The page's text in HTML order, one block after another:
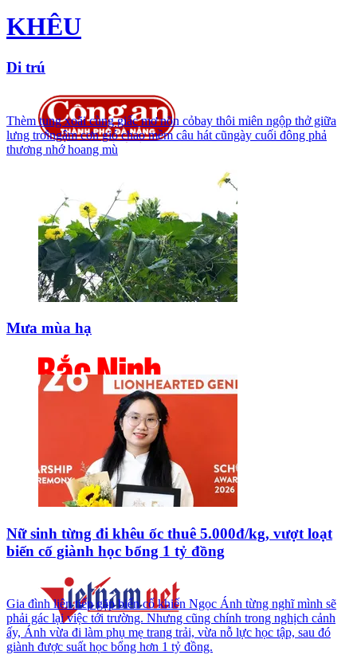
KHÊU
Di trú
Thèm tung xoãi cùng giấc mơ nõn cỏbay thôi miên ngộp thở giữa
lưng trơìngậm cơn gió chao mềm câu hát cũngày cuối đông phả
thương nhớ hoang mù
Mưa mùa hạ
Nữ sinh từng đi khêu ốc thuê 5.000đ/kg, vượt loạt
biến cố giành học bổng 1 tỷ đồng
Gia đình liên tiếp gặp biến cố khiến Ngọc Ánh từng nghĩ mình sẽ
phải gác lại việc tới trường. Nhưng cũng chính trong nghịch cảnh
ấy, Ánh vừa đi làm phụ mẹ trang trải, vừa nỗ lực học tập, sau đó
giành được suất học bổng hơn 1 tỷ đồng.